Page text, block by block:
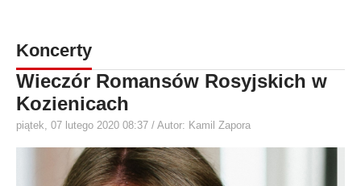
Koncerty
Wieczór Romansów Rosyjskich w
Kozienicach
piątek, 07 lutego 2020 08:37 / Autor: Kamil Zapora